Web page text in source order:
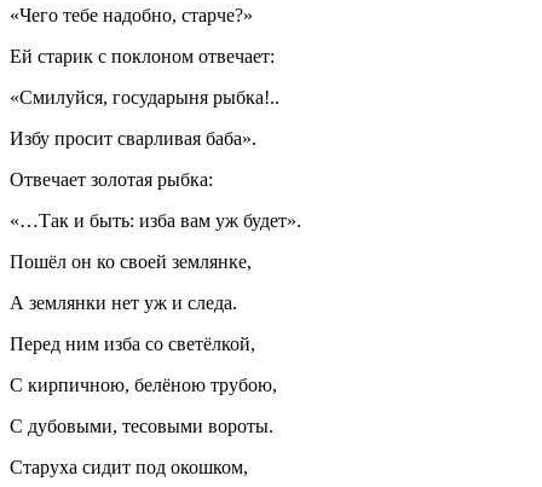
«Чего тебе надобно, старче?»
Ей старик с поклоном отвечает:
«Смилуйся, государыня рыбка!..
Избу просит сварливая баба».
Отвечает золотая рыбка:
«…Так и быть: изба вам уж будет».
Пошёл он ко своей землянке,
А землянки нет уж и следа.
Перед ним изба со светёлкой,
С кирпичною, белёною трубою,
С дубовыми, тесовыми вороты.
Старуха сидит под окошком,